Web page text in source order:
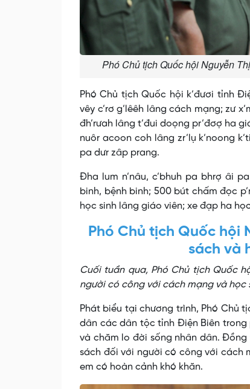
Phó Chủ tịch Quốc hội Nguyễn
Phó Chủ tịch Quốc hội k’đươi tỉnh
vêy c’rơ g’lêêh lâng cách mạng; zư
đh’rưah lâng t’đui doọng pr’đơợ ha
nuôr acoon coh lâng zr’lụ k’noong
pa dưr zâp prang.
Đha lum n’nâu, c’bhuh pa bhrợ âi
binh, bệnh binh; 500 bút chấm đọc
học sinh lâng giáo viên; xe đạp ha
Phó Chủ tịch Quốc hội
sách và
Cuối tuần qua, Phó Chủ tịch Quốc
người có công với cách mạng và học
Phát biểu tại chương trình, Phó Chủ
dân các dân tộc tỉnh Điện Biên
và chăm lo đời sống nhân dân.
sách đối với người có công với cách
em có hoàn cảnh khó khăn.